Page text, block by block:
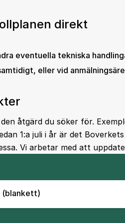
direkt
eventuella tekniska
eller vid
åtgärd du söker för.
1:a juli i år är det
Vi arbetar med att
(blankett)